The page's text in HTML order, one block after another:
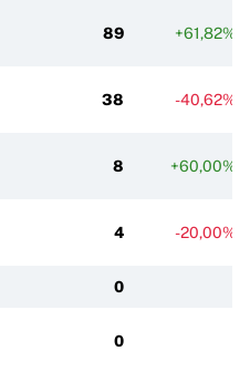
89 +61,82%
38 -40,62%
8 +60,00%
4 -20,00%
0
0